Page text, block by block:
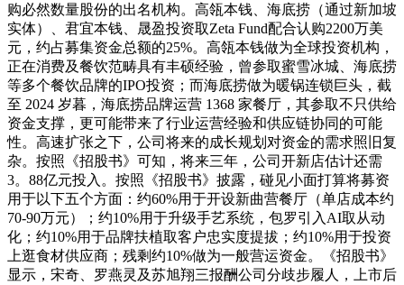
购必然数量股份的出名机构。高瓴本钱、海底捞（通过新加坡
实体）、君宜本钱、晟盈投资取Zeta Fund配合认购2200万美
元，约占募集资金总额的25%。高瓴本钱做为全球投资机构，
正在消费及餐饮范畴具有丰硕经验，曾参取蜜雪冰城、海底捞
等多个餐饮品牌的IPO投资；而海底捞做为暖锅连锁巨头，截
至 2024 岁暮，海底捞品牌运营 1368 家餐厅，其参取不只供给
资金支撑，更可能带来了行业运营经验和供应链协同的可能
性。高速扩张之下，公司将来的成长规划对资金的需求照旧复
杂。按照《招股书》可知，将来三年，公司开新店估计还需
3。88亿元投入。按照《招股书》披露，碰见小面打算将募资
用于以下五个方面：约60%用于开设新曲营餐厅（单店成本约
70-90万元）；约10%用于升级手艺系统，包罗引入AI取从动
化；约10%用于品牌扶植取客户忠实度提拔；约10%用于投资
上逛食材供应商；残剩约10%做为一般营运资金。《招股书》
显示，宋奇、罗燕灵及苏旭翔三报酬公司分歧步履人，上市后